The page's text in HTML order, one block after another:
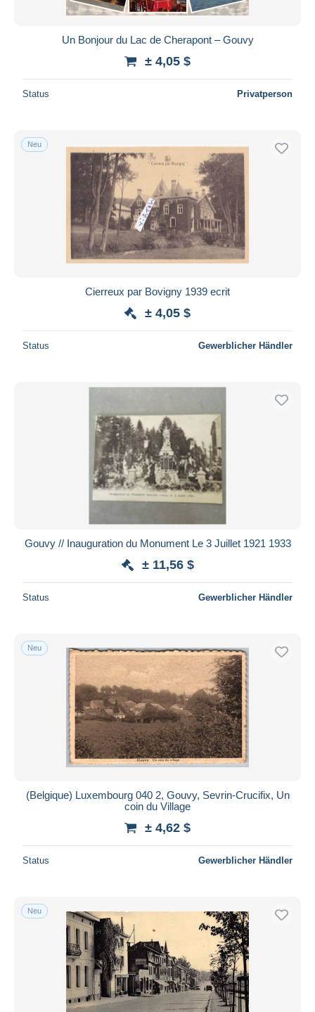
Un Bonjour du Lac de Cherapont – Gouvy
± 4,05 $
Status Privatperson
Neu
Cierreux par Bovigny 1939 ecrit
± 4,05 $
Status Gewerblicher Händler
Gouvy // Inauguration du Monument Le 3 Juillet 1921 1933
± 11,56 $
Status Gewerblicher Händler
Neu
(Belgique) Luxembourg 040 2, Gouvy, Sevrin-Crucifix, Un
coin du Village
± 4,62 $
Status Gewerblicher Händler
Neu